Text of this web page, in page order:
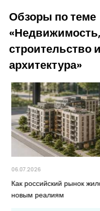
Обзоры по теме
«Недвижимость,
строительство и
архитектура»
06.07.2026
Как российский рынок
новым реалиям